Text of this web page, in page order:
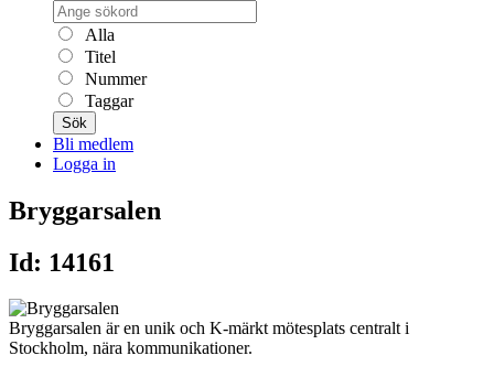
Alla
Titel
Nummer
Taggar
Sök
Bli medlem
Logga in
Bryggarsalen
Id: 14161
Bryggarsalen är en unik och K-märkt mötesplats centralt i
Stockholm, nära kommunikationer.